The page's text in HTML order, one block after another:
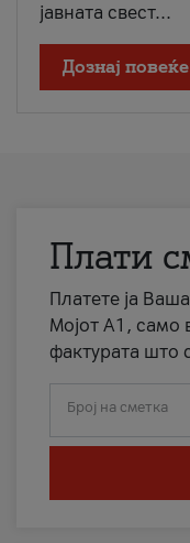
јавната свест...
Дознај повеќе
Плати
Платете ја
Мојот А1, само
фактурата што
Број на сметка